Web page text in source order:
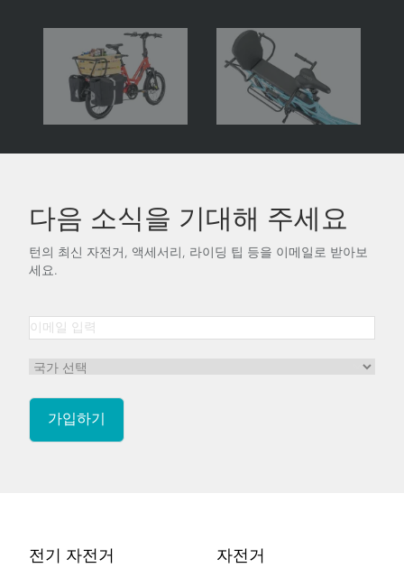
다음 소식을 기대해 주세요
턴의 최신 자전거, 액세서리, 라이딩 팁 등을 이메일로 받아보
세요.
전기 자전거 자전거